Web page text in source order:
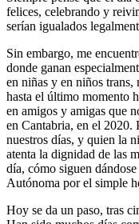
felices, celebrando y
serían igualados
Sin embargo, me
donde ganan
en niñas y en niños
hasta el último momento
en amigos y amigas que
en Cantabria, en el 2020.
nuestros días, y quien la
atenta la dignidad de las
día, cómo siguen
Autónoma por el simple
Hoy se da un paso, tras